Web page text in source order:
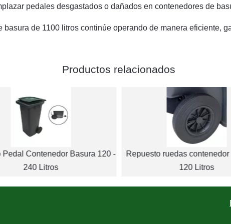
pedales desgastados o dañados en contenedores de
de 1100 litros continúe operando de manera eficiente,
Productos relacionados
Pedal Contenedor Basura 120 -
240 Litros
Repuesto ruedas
120 Litros